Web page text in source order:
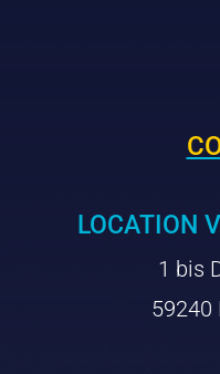
LOCATION
1 bis
59240